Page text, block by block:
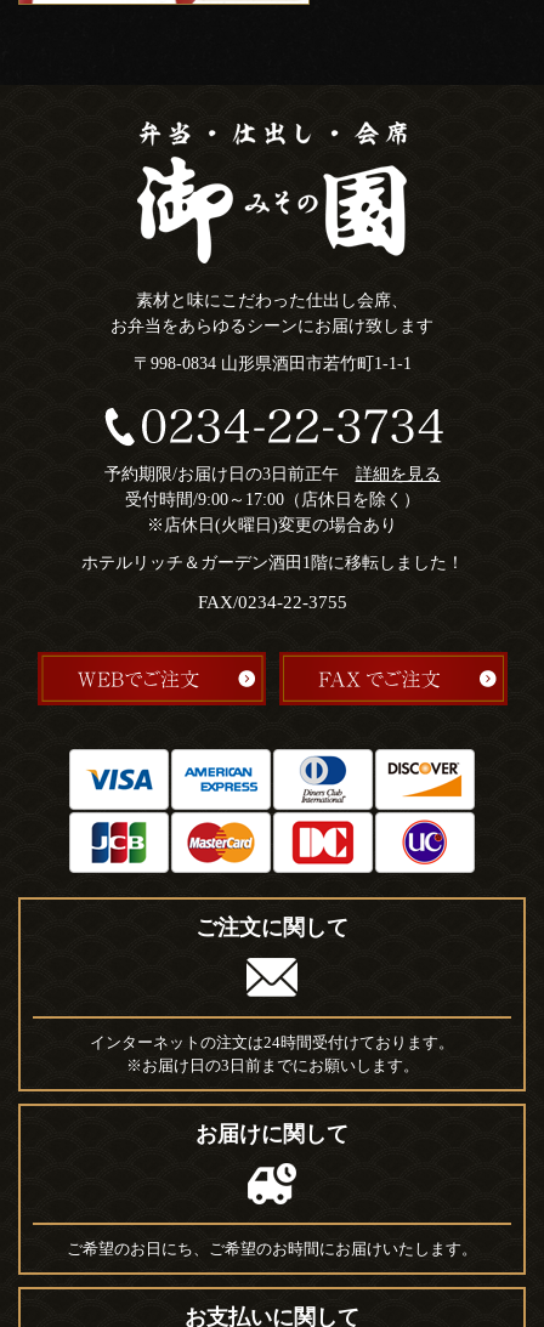
素材と味にこだわった仕出し会席、
お弁当をあらゆるシーンにお届け致します
〒998-0834 山形県酒田市若竹町1-1-1
予約期限/お届け日の3日前正午 詳細を見る
受付時間/9:00～17:00（店休日を除く）
※店休日(火曜日)変更の場合あり
ホテルリッチ＆ガーデン酒田1階に移転しました！
FAX/0234-22-3755
ご注文に関して
インターネットの注文は24時間受付けております。
※お届け日の3日前までにお願いします。
お届けに関して
ご希望のお日にち、ご希望のお時間にお届けいたします。
お支払いに関して